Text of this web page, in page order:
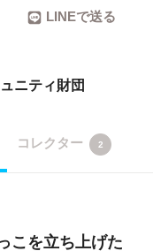
LINEで送る
ニティ財団
コレクター 2
こを立ち上げた